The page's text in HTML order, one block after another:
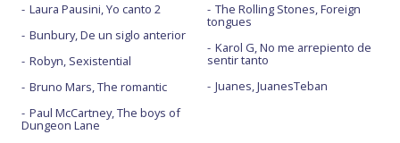
Laura Pausini, Yo canto 2
Bunbury, De un siglo anterior
Robyn, Sexistential
Bruno Mars, The romantic
Paul McCartney, The boys of
Dungeon Lane
The Rolling Stones, Foreign
tongues
Karol G, No me arrepiento de
sentir tanto
Juanes, JuanesTeban